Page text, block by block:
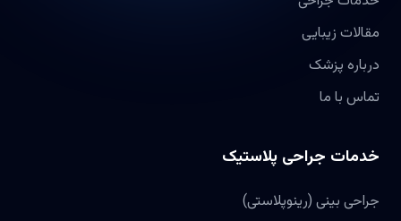
مقالات زیبایی
درباره پزشک
تماس با ما
خدمات جراحی پلاستیک
جراحی بینی (رینوپلاستی)